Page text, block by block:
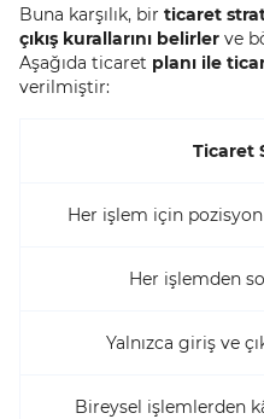
Buna karşılık, bir ticaret
çıkış kurallarını belirler ve
Aşağıda ticaret planı ile
verilmiştir:
Ticaret
Her işlem için
Her işlemden
Yalnızca giriş ve
Bireysel işlemlerden